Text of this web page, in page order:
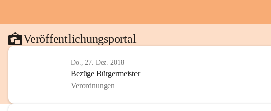
Veröffentlichungsportal
Do., 27. Dez. 2018
Bezüge Bürgermeister
Verordnungen